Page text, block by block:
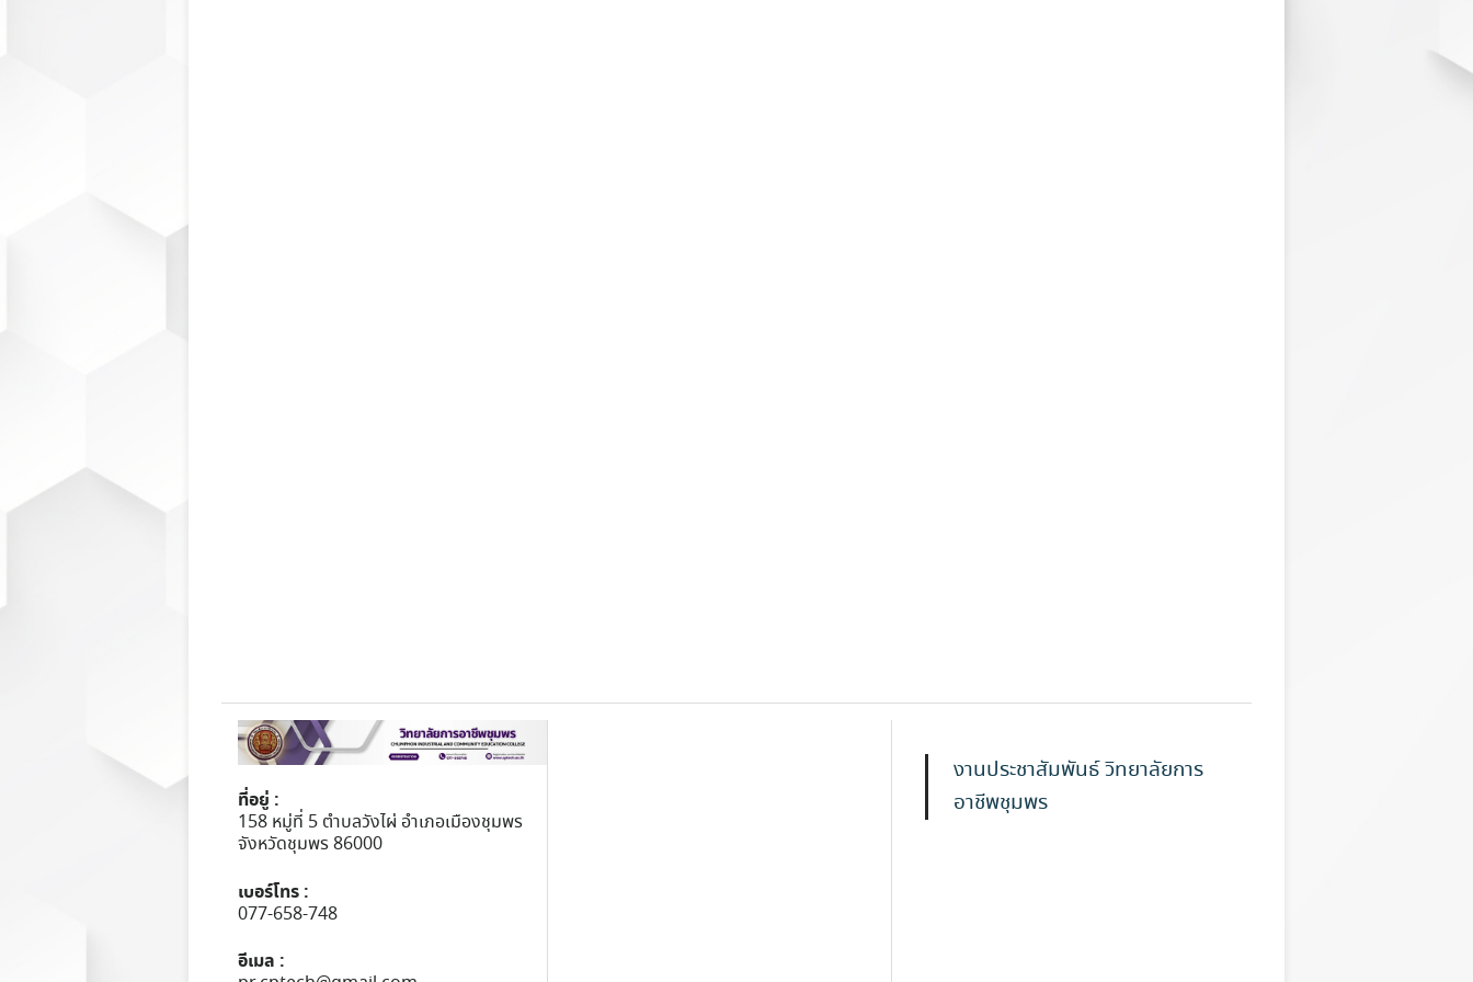
ที่อยู่ :
158 หมู่ที่ 5 ตำบลวังไผ่ อำเภอเมืองชุมพร
จังหวัดชุมพร 86000
เบอร์โทร :
077-658-748
อีเมล :
งานประชาสัมพันธ์ วิทยาลัยการ
อาชีพชุมพร